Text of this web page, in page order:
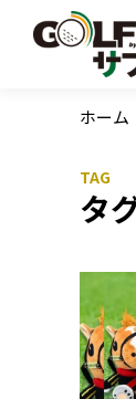
ホーム
タ